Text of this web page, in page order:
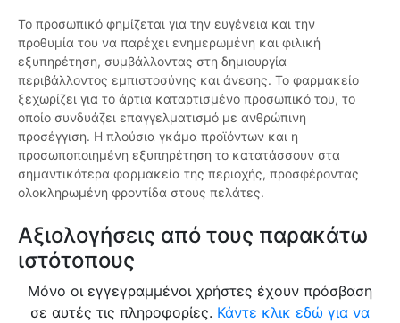
Το προσωπικό φημίζεται για την ευγένεια και την
προθυμία του να παρέχει ενημερωμένη και φιλική
εξυπηρέτηση, συμβάλλοντας στη δημιουργία
περιβάλλοντος εμπιστοσύνης και άνεσης. Το φαρμακείο
ξεχωρίζει για το άρτια καταρτισμένο προσωπικό του, το
οποίο συνδυάζει επαγγελματισμό με ανθρώπινη
προσέγγιση. Η πλούσια γκάμα προϊόντων και η
προσωποποιημένη εξυπηρέτηση το κατατάσσουν στα
σημαντικότερα φαρμακεία της περιοχής, προσφέροντας
ολοκληρωμένη φροντίδα στους πελάτες.
Αξιολογήσεις από τους παρακάτω
ιστότοπους
Μόνο οι εγγεγραμμένοι χρήστες έχουν πρόσβαση
σε αυτές τις πληροφορίες. Κάντε κλικ εδώ για να